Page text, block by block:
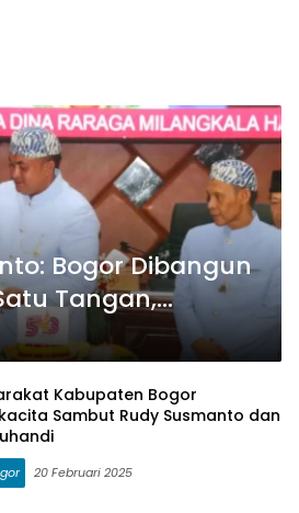
Bogor Dibangun
Tangan,
Hati
Kabupaten Bogor
Sambut Rudy Susmanto dan
20 Februari 2025